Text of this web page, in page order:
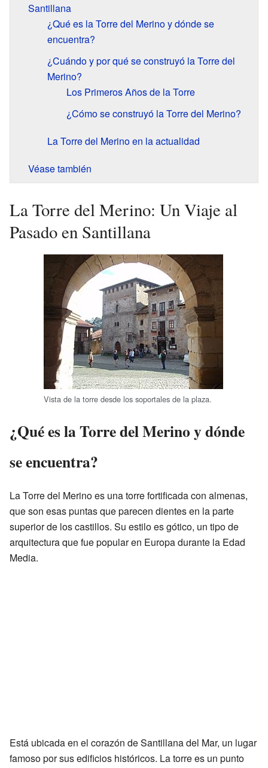
Santillana
¿Qué es la Torre del Merino y dónde se
encuentra?
¿Cuándo y por qué se construyó la Torre del
Merino?
Los Primeros Años de la Torre
¿Cómo se construyó la Torre del Merino?
La Torre del Merino en la actualidad
Véase también
La Torre del Merino: Un Viaje al
Pasado en Santillana
Vista de la torre desde los soportales de la plaza.
¿Qué es la Torre del Merino y dónde
se encuentra?
La Torre del Merino es una torre fortificada con almenas,
que son esas puntas que parecen dientes en la parte
superior de los castillos. Su estilo es gótico, un tipo de
arquitectura que fue popular en Europa durante la Edad
Media.
Está ubicada en el corazón de Santillana del Mar, un lugar
famoso por sus edificios históricos. La torre es un punto